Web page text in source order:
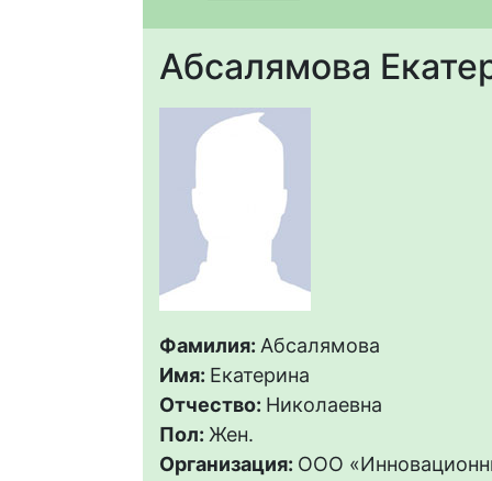
Абсалямова
Фамилия: Абсалямова
Имя: Екатерина
Отчество: Николаевна
Пол: Жен.
Организация: ООО